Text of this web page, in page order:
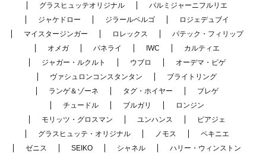
グラスヒュッテオリジナル
パルミジャーニフルリエ
ジャケドロー
ジラールペルゴ
ロジェデュブイ
マイスタージンガー
ロレックス
パテック・フィリップ
オメガ
パネライ IWC
カルティエ
ジャガー・ルクルト
ウブロ
オーデマ・ピゲ
ヴァシュロンコンスタンタン
ブライトリング
ランゲ＆ゾーネ
タグ・ホイヤー
ブレゲ
チュードル
ブルガリ
ロンジン
モリッツ・グロスマン
ユンハンス
ピアジェ
グラスヒュッテ・オリジナル
ノモス
ペキニエ
ゼニス
SEIKO シャネル
ハリー・ウィンストン